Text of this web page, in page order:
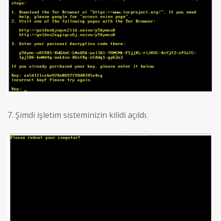
7. Şimdi işletim sisteminizin kilidi açıldı.